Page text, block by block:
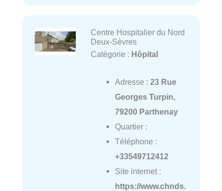
Centre Hospitalier du Nord
Deux-Sèvres
Catégorie : Hôpital
Adresse : 23 Rue
Georges Turpin,
79200 Parthenay
Quartier :
Téléphone :
+33549712412
Site internet :
https://www.chnds.